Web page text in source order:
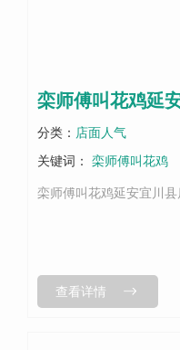
栾师傅叫花鸡延
分类： 店面人气
关键词：
栾师傅叫花鸡
栾师傅叫花鸡延安宜川县
查看详情